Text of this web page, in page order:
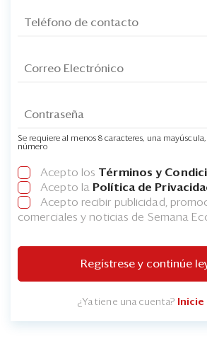
Se requiere al menos 8 caracteres, una
número
Acepto los Términos y
Acepto la Política de
Acepto recibir publicidad,
comerciales y noticias de Semana
Regístrese y continúe
¿Ya tiene una cuenta?